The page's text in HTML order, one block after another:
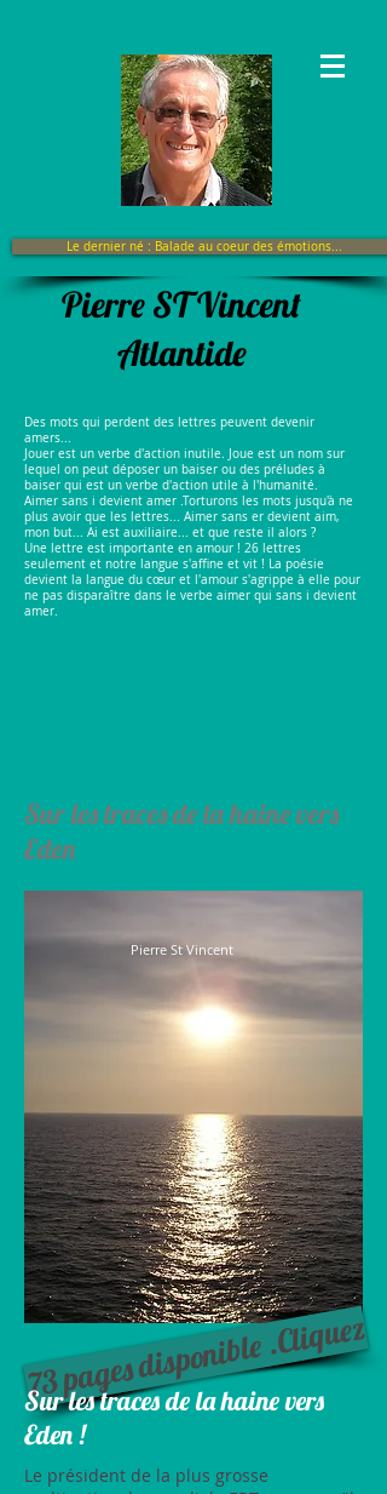
Le dernier né : Balade au coeur des émotions...
Pierre ST Vincent
Atlantide
Des mots qui perdent des lettres peuvent devenir
amers...
Jouer est un verbe d'action inutile. Joue est un nom sur
lequel on peut déposer un baiser ou des préludes à
baiser qui est un verbe d'action utile à l'humanité.
Aimer sans i devient amer .Torturons les mots jusqu'à ne
plus avoir que les lettres... Aimer sans er devient aim,
mon but... Ai est auxiliaire... et que reste il alors ?
Une lettre est importante en amour ! 26 lettres
seulement et notre langue s'affine et vit ! La poésie
devient la langue du cœur et l'amour s'agrippe à elle pour
ne pas disparaître dans le verbe aimer qui sans i devient
amer.
Sur les traces de la haine vers
Eden
Pierre St Vincent
73 pages disponible .Cliquez
Sur les traces de la haine vers
Eden !
Le président de la plus grosse